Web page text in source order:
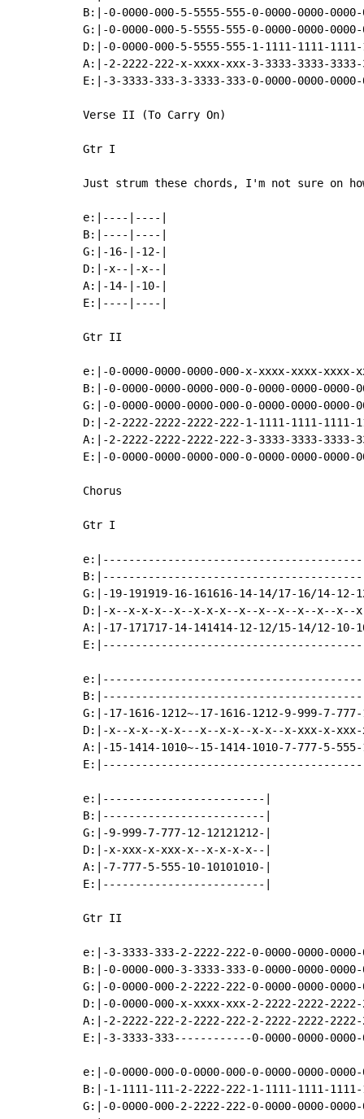
B:|-0-0000-000-5-5555-555-0-0000-0000-0000-
G:|-0-0000-000-5-5555-555-0-0000-0000-0000-
D:|-0-0000-000-5-5555-555-1-1111-1111-1111-
A:|-2-2222-222-x-xxxx-xxx-3-3333-3333-3333-
E:|-3-3333-333-3-3333-333-0-0000-0000-0000-
Verse II (To Carry On)
Gtr I
Just strum these chords, I'm not sure on
e:|----|----|
B:|----|----|
G:|-16-|-12-|
D:|-x--|-x--|
A:|-14-|-10-|
E:|----|----|
Gtr II
e:|-0-0000-0000-0000-000-x-xxxx-xxxx-xxxx-
B:|-0-0000-0000-0000-000-0-0000-0000-0000-
G:|-0-0000-0000-0000-000-0-0000-0000-
D:|-2-2222-2222-2222-222-1-1111-1111-1111-
A:|-2-2222-2222-2222-222-3-3333-3333-3333-
E:|-0-0000-0000-0000-000-0-0000-0000-0000-
Chorus
Gtr I
G:|-19-191919-16-161616-14-14/17-16/14-12-
D:|-x--x-x-x--x--x-x-x--x--x--x--x--x--x--
A:|-17-171717-14-141414-12-12/15-14/12-10-
G:|-17-1616-1212~-17-1616-1212-9-999-7-777-
D:|-x--x-x--x-x---x--x-x--x-x--x-xxx-x-
A:|-15-1414-1010~-15-1414-1010-7-777-5-555-
e:|-------------------------|
B:|-------------------------|
G:|-9-999-7-777-12-12121212-|
D:|-x-xxx-x-xxx-x--x-x-x-x--|
A:|-7-777-5-555-10-10101010-|
E:|-------------------------|
Gtr II
e:|-3-3333-333-2-2222-222-0-0000-0000-0000-
B:|-0-0000-000-3-3333-333-0-0000-0000-0000-
G:|-0-0000-000-2-2222-222-0-0000-0000-0000-
D:|-0-0000-000-x-xxxx-xxx-2-2222-2222-2222-
A:|-2-2222-222-2-2222-222-2-2222-2222-2222-
E:|-3-3333-333------------0-0000-0000-0000-
e:|-0-0000-000-0-0000-000-0-0000-0000-0000-
B:|-1-1111-111-2-2222-222-1-1111-1111-1111-
G:|-0-0000-000-2-2222-222-0-0000-0000-0000-